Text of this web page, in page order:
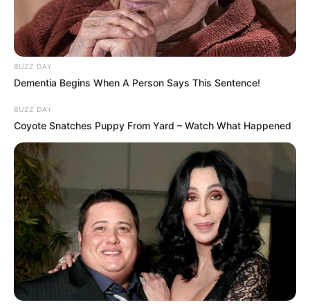
BUZZ DAY
Dementia Begins When A Person Says This Sentence!
BUZZ DAY
Coyote Snatches Puppy From Yard – Watch What Happened